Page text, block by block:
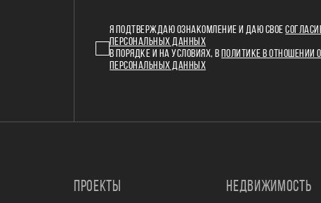
Я ПОДТВЕРЖДАЮ ОЗНАКОМЛЕНИЕ И ДАЮ СВОЕ
ПЕРСОНАЛЬНЫХ ДАННЫХ
В ПОРЯДКЕ И НА УСЛОВИЯХ, В
ПОЛИТИКЕ В ОТНОШЕНИИ
ПЕРСОНАЛЬНЫХ ДАННЫХ
ПРОЕКТЫ
НЕДВИЖИМОСТЬ